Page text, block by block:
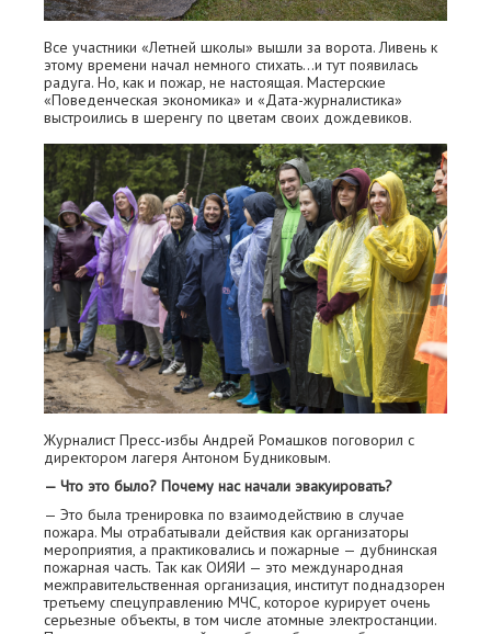
Все участники «Летней школы» вышли за ворота. Ливень к
этому времени начал немного стихать...и тут появилась
радуга. Но, как и пожар, не настоящая. Мастерские
«Поведенческая экономика» и «Дата-журналистика»
выстроились в шеренгу по цветам своих дождевиков.
Журналист Пресс-избы Андрей Ромашков поговорил с
директором лагеря Антоном Будниковым.
— Что это было? Почему нас начали эвакуировать?
— Это была тренировка по взаимодействию в случае
пожара. Мы отрабатывали действия как организаторы
мероприятия, а практиковались и пожарные — дубнинская
пожарная часть. Так как ОИЯИ — это международная
межправительственная организация, институт поднадзорен
третьему спецуправлению МЧС, которое курирует очень
серьезные объекты, в том числе атомные электростанции.